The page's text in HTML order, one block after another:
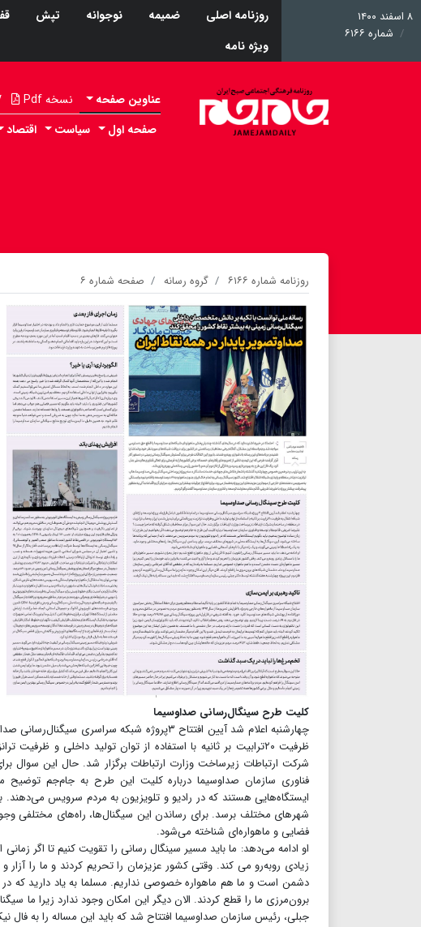
۸ اسفند ۱۴۰۰
شماره ۶۱۶۶
روزنامه اصلی ضمیمه نوجوانه تپش
ویژه نامه
عناوین صفحه نسخه Pdf
صفحه اول سیاست اقتصاد
روزنامه شماره ۶۱۶۶ گروه رسانه
صفحه شماره ۶
کلیت طرح سینگال‌رسانی صداوسیما
چهارشنبه اعلام شد آیین افتتاح ۳پروژه شبکه
ظرفیت ۲۰ترابیت بر ثانیه با استفاده از توان تولید داخلی و
شرکت ارتباطات زیرساخت وزارت ارتباطات برگزار شد. حال این سوال
فناوری سازمان صداوسیما درباره کلیت این طرح به جام‌جم توضیح
ایستگاه‌هایی هستند که در رادیو و تلویزیون به مردم سرویس می‌دهند.
شهرهای مختلف برسد. برای رساندن این سیگنال‌ها، راه‌های مختلفی
فضایی و ماهواره‌ای شناخته می‌شود.
او ادامه می‌دهد: ما باید مسیر سینگال رسانی را تقویت کنیم تا اگر
زیادی رو‌به‌رو می کند. وقتی کشور عزیزمان را تحریم کردند و ما را
دشمن است و ما هم ماهواره خصوصی نداریم. مسلما به یاد دارید که
برون‌مرزی ما را قطع کردند. الان دیگر این امکان وجود ندارد‌ زیرا ما
جبلی، رئیس سازمان صداو‌سیما افتتاح شد که باید این مساله را به فال